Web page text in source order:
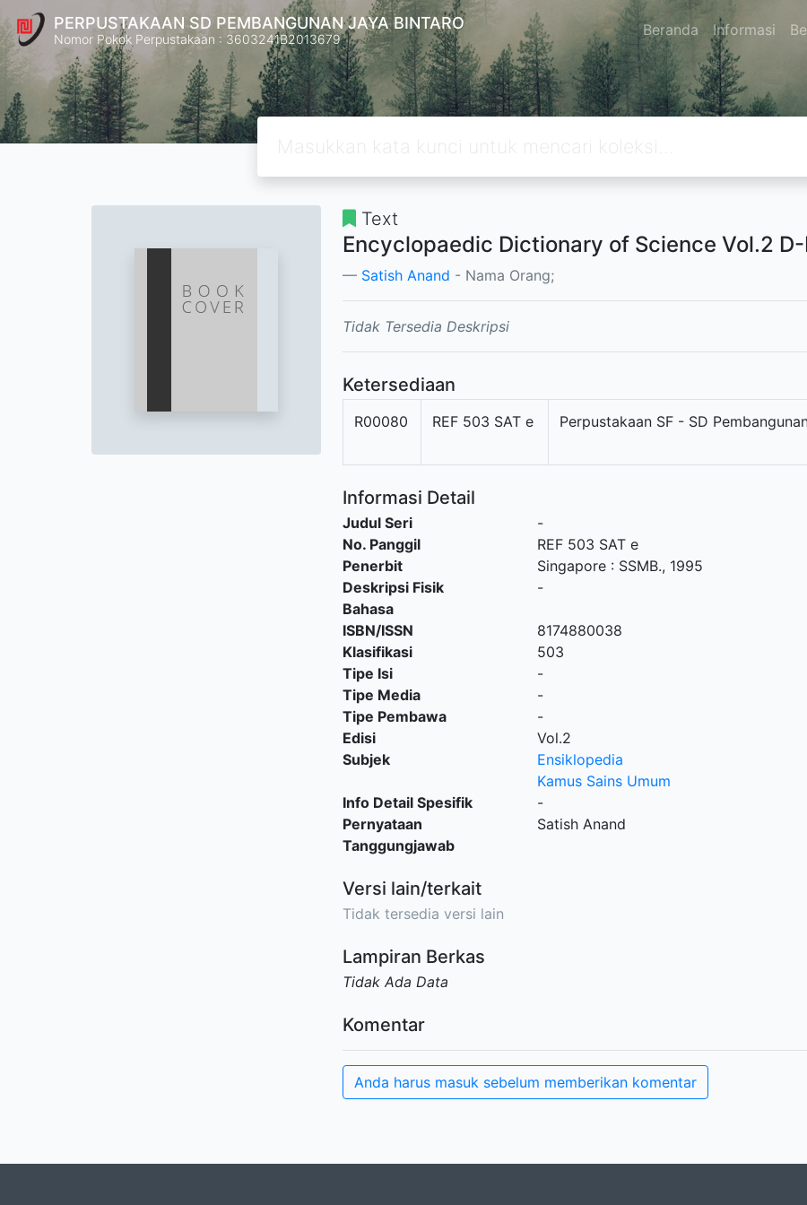
PERPUSTAKAAN SD PEMBANGUNAN JAYA BINTARO
Nomor Pokok Perpustakaan : 3603241B2013679 Beranda Informasi
Text
Encyclopaedic Dictionary of Science Vol.2
Satish Anand - Nama Orang;
Tidak Tersedia Deskripsi
Ketersediaan
R00080 REF 503 SAT e Perpustakaan SF - SD
Informasi Detail
Judul Seri
-
No. Panggil
REF 503 SAT e
Penerbit
Singapore: SSMB., 1995
Deskripsi Fisik
-
Bahasa
ISBN/ISSN
8174880038
Klasifikasi
503
Tipe Isi
-
Tipe Media
-
Tipe Pembawa
-
Edisi
Vol.2
Subjek
Ensiklopedia
Kamus Sains Umum
Info Detail Spesifik
-
Pernyataan
Tanggungjawab
Satish Anand
Versi lain/terkait
Tidak tersedia versi lain
Lampiran Berkas
Tidak Ada Data
Komentar
Anda harus masuk sebelum memberikan komentar